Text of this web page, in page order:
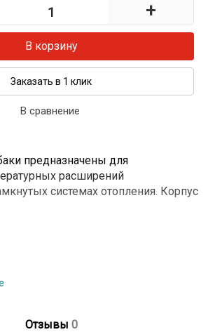
+
В корзину
Заказать в 1 клик
В сравнение
предназначены для
расширений
системах отопления. Корпус
Отзывы 0